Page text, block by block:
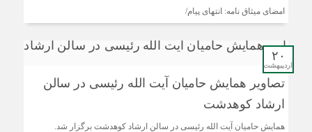
امضای میثاق نامه: انتهای پیام/
۲۰
اردیبهشت
تصاویر همایش حامیان آیت الله رئیسی در سالن
ارشاد کوهدشت
همایش حامیان آیت الله رئیسی در سالن ارشاد کوهدشت برگزار شد.